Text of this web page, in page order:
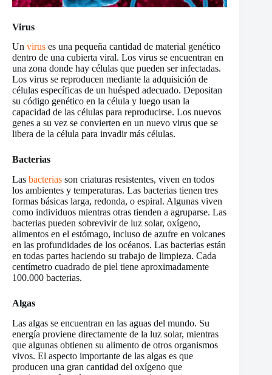
Virus
Un virus es una pequeña cantidad de material genético
dentro de una cubierta viral. Los virus se encuentran en
una zona donde hay células que pueden ser infectadas.
Los virus se reproducen mediante la adquisición de
células específicas de un huésped adecuado. Depositan
su código genético en la célula y luego usan la
capacidad de las células para reproducirse. Los nuevos
genes a su vez se convierten en un nuevo virus que se
libera de la célula para invadir más células.
Bacterias
Las bacterias son criaturas resistentes, viven en todos
los ambientes y temperaturas. Las bacterias tienen tres
formas básicas larga, redonda, o espiral. Algunas viven
como individuos mientras otras tienden a agruparse. Las
bacterias pueden sobrevivir de luz solar, oxígeno,
alimentos en el estómago, incluso de azufre en volcanes
en las profundidades de los océanos. Las bacterias están
en todas partes haciendo su trabajo de limpieza. Cada
centímetro cuadrado de piel tiene aproximadamente
100.000 bacterias.
Algas
Las algas se encuentran en las aguas del mundo. Su
energía proviene directamente de la luz solar, mientras
que algunas obtienen su alimento de otros organismos
vivos. El aspecto importante de las algas es que
producen una gran cantidad del oxígeno que